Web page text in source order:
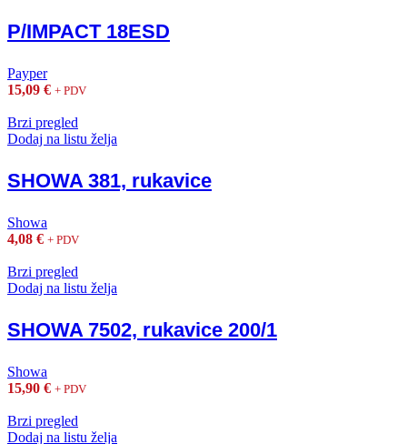
P/IMPACT 18ESD
Payper
15,09 € + PDV
Brzi pregled
Dodaj na listu želja
SHOWA 381, rukavice
Showa
4,08 € + PDV
Brzi pregled
Dodaj na listu želja
SHOWA 7502, rukavice 200/1
Showa
15,90 € + PDV
Brzi pregled
Dodaj na listu želja